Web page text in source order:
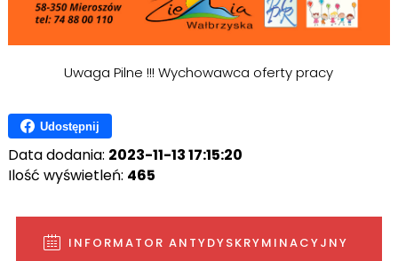
Uwaga Pilne !!! Wychowawca oferty pracy
Udostępnij
Data dodania: 2023-11-13 17:15:20
Ilość wyświetleń: 465
INFORMATOR ANTYDYSKRYMINACYJNY